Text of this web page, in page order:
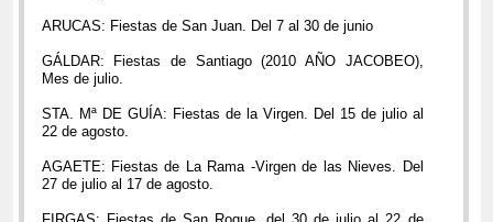
ARUCAS: Fiestas de San Juan. Del 7 al 30 de junio
GÁLDAR: Fiestas de Santiago (2010 AÑO JACOBEO),
Mes de julio.
STA. Mª DE GUÍA: Fiestas de la Virgen. Del 15 de julio al
22 de agosto.
AGAETE: Fiestas de La Rama -Virgen de las Nieves. Del
27 de julio al 17 de agosto.